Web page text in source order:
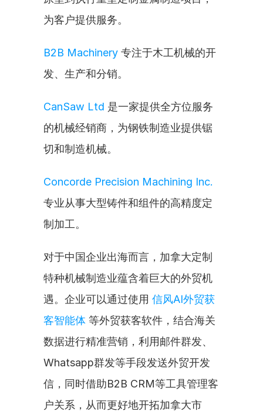
为客户提供服务。
B2B Machinery 专注于木工机械的开
发、生产和分销。
CanSaw Ltd 是一家提供全方位服务
的机械经销商，为钢铁制造业提供锯
切和制造机械。
Concorde Precision Machining Inc.
专业从事大型铸件和组件的高精度定
制加工。
对于中国企业出海而言，加拿大定制
特种机械制造业蕴含着巨大的外贸机
遇。企业可以通过使用 信风AI外贸获
客智能体 等外贸获客软件，结合海关
数据进行精准营销，利用邮件群发、
Whatsapp群发等手段发送外贸开发
信，同时借助B2B CRM等工具管理客
户关系，从而更好地开拓加拿大市